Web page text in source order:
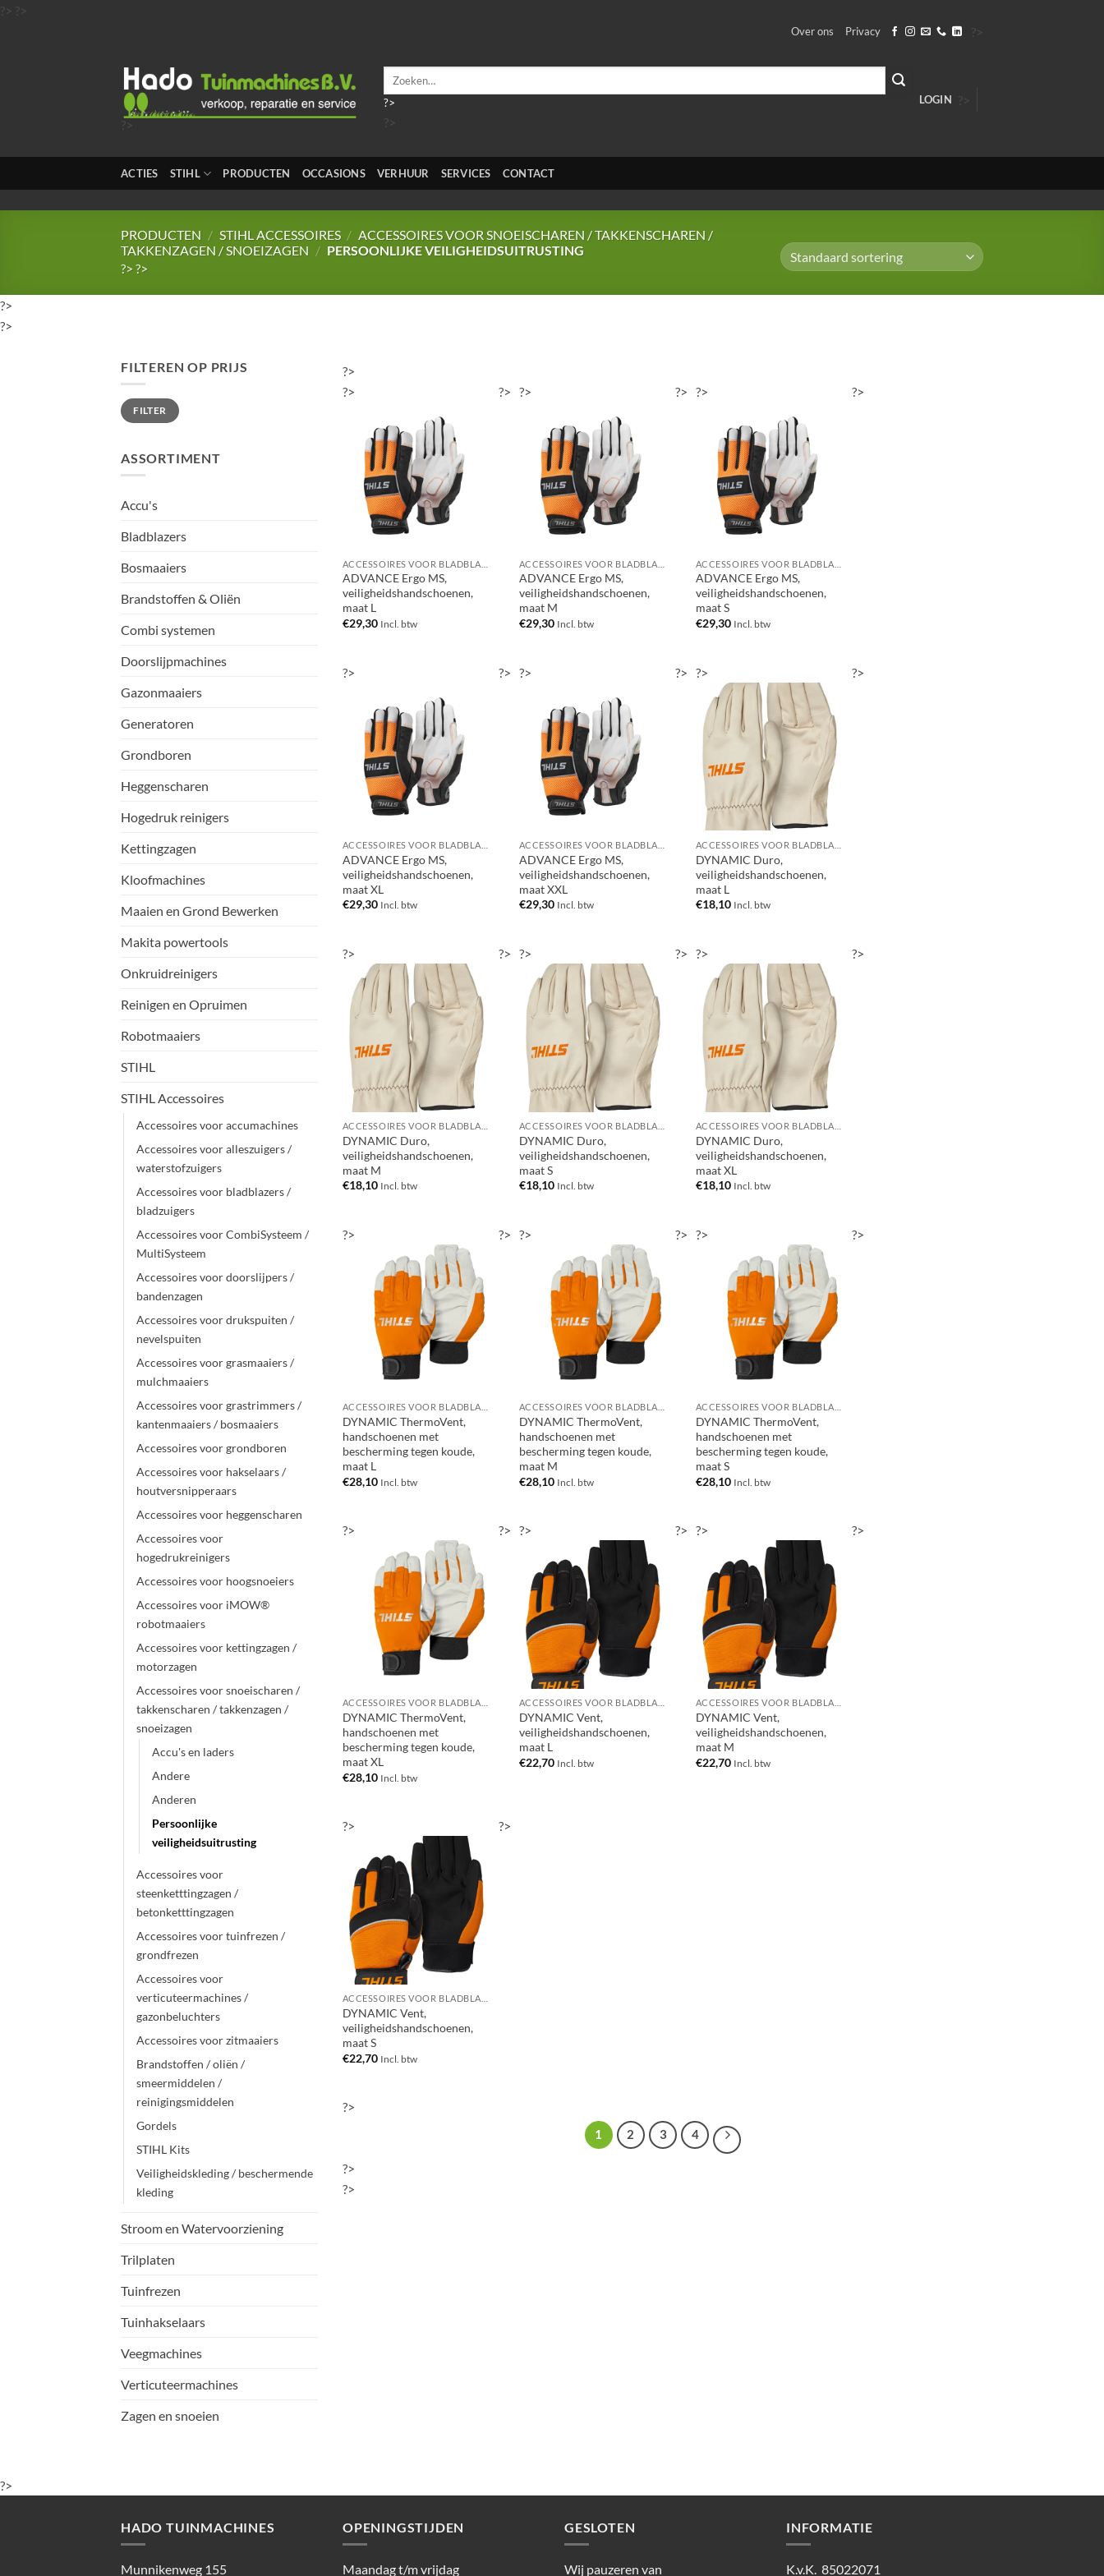
?> ?>
Over ons Privacy
?>
?>
Zoeken
?>
?>
LOGIN ?>
ACTIES STIHL PRODUCTEN OCCASIONS VERHUUR SERVICES CONTACT
PRODUCTEN / STIHL ACCESSOIRES / ACCESSOIRES VOOR SNOEISCHAREN / TAKKENSCHAREN /
TAKKENZAGEN / SNOEIZAGEN / PERSOONLIJKE VEILIGHEIDSUITRUSTING
?> ?>
?>
?>
FILTEREN OP PRIJS
Min.
prijs
Max.
prijsFILTER
ASSORTIMENT
Accu's
Bladblazers
Bosmaaiers
Brandstoffen & Oliën
Combi systemen
Doorslijpmachines
Gazonmaaiers
Generatoren
Grondboren
Heggenscharen
Hogedruk reinigers
Kettingzagen
Kloofmachines
Maaien en Grond Bewerken
Makita powertools
Onkruidreinigers
Reinigen en Opruimen
Robotmaaiers
STIHL
STIHL Accessoires
Accessoires voor accumachines
Accessoires voor alleszuigers /
waterstofzuigers
Accessoires voor bladblazers /
bladzuigers
Accessoires voor CombiSysteem /
MultiSysteem
Accessoires voor doorslijpers /
bandenzagen
Accessoires voor drukspuiten /
nevelspuiten
Accessoires voor grasmaaiers /
mulchmaaiers
Accessoires voor grastrimmers /
kantenmaaiers / bosmaaiers
Accessoires voor grondboren
Accessoires voor hakselaars /
houtversnipperaars
Accessoires voor heggenscharen
Accessoires voor
hogedrukreinigers
Accessoires voor hoogsnoeiers
Accessoires voor iMOW®
robotmaaiers
Accessoires voor kettingzagen /
motorzagen
Accessoires voor snoeischaren /
takkenscharen / takkenzagen /
snoeizagen
Accu's en laders
Andere
Anderen
Persoonlijke
veiligheidsuitrusting
Accessoires voor
steenketttingzagen /
betonketttingzagen
Accessoires voor tuinfrezen /
grondfrezen
Accessoires voor
verticuteermachines /
gazonbeluchters
Accessoires voor zitmaaiers
Brandstoffen / oliën /
smeermiddelen /
reinigingsmiddelen
Gordels
STIHL Kits
Veiligheidskleding / beschermende
kleding
Stroom en Watervoorziening
Trilplaten
Tuinfrezen
Tuinhakselaars
Veegmachines
Verticuteermachines
Zagen en snoeien
?>
?>
ADVANCE Ergo MS,
veiligheidshandschoenen,
maat L
€29,30 Incl. btw
?> ?>
ADVANCE Ergo MS,
veiligheidshandschoenen,
maat M
€29,30 Incl. btw
?> ?>
ADVANCE Ergo MS,
veiligheidshandschoenen,
maat S
€29,30 Incl. btw
?>
?>
ADVANCE Ergo MS,
veiligheidshandschoenen,
maat XL
€29,30 Incl. btw
?> ?>
ADVANCE Ergo MS,
veiligheidshandschoenen,
maat XXL
€29,30 Incl. btw
?> ?>
DYNAMIC Duro,
veiligheidshandschoenen,
maat L
€18,10 Incl. btw
?>
?>
DYNAMIC Duro,
veiligheidshandschoenen,
maat M
€18,10 Incl. btw
?> ?>
DYNAMIC Duro,
veiligheidshandschoenen,
maat S
€18,10 Incl. btw
?> ?>
DYNAMIC Duro,
veiligheidshandschoenen,
maat XL
€18,10 Incl. btw
?>
?>
DYNAMIC ThermoVent,
handschoenen met
bescherming tegen koude,
maat L
€28,10 Incl. btw
?> ?>
DYNAMIC ThermoVent,
handschoenen met
bescherming tegen koude,
maat M
€28,10 Incl. btw
?> ?>
DYNAMIC ThermoVent,
handschoenen met
bescherming tegen koude,
maat S
€28,10 Incl. btw
?>
?>
DYNAMIC ThermoVent,
handschoenen met
bescherming tegen koude,
maat XL
€28,10 Incl. btw
?> ?>
DYNAMIC Vent,
veiligheidshandschoenen,
maat L
€22,70 Incl. btw
?> ?>
DYNAMIC Vent,
veiligheidshandschoenen,
maat M
€22,70 Incl. btw
?>
?>
DYNAMIC Vent,
veiligheidshandschoenen,
maat S
€22,70 Incl. btw
?>
?>
1 2 3 4
?>
?>
?>
HADO TUINMACHINES
Munnikenweg 155
OPENINGSTIJDEN
Maandag t/m vrijdag
GESLOTEN
Wij pauzeren van
INFORMATIE
K.v.K. 85022071